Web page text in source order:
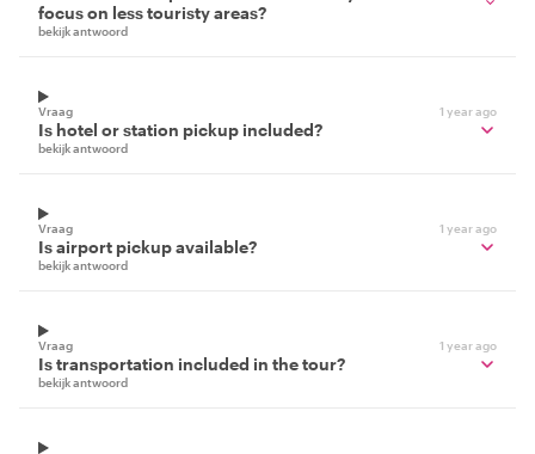
focus on less touristy areas?
bekijk antwoord
Vraag 1 year ago
Is hotel or station pickup included?
bekijk antwoord
Vraag 1 year ago
Is airport pickup available?
bekijk antwoord
Vraag 1 year ago
Is transportation included in the tour?
bekijk antwoord